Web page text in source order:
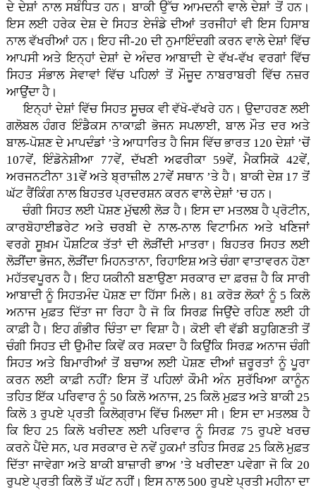
ਦੇ ਦੇਸ਼ਾਂ ਨਾਲ ਸਬੰਧਿਤ ਹਨ। ਬਾਕੀ ਉੱਚ ਆਮਦਨੀ ਵਾਲੇ ਦੇਸ਼ਾਂ ਤੋਂ ਹਨ।
ਇਸ ਲਈ ਹਰੇਕ ਦੇਸ਼ ਦੇ ਸਿਹਤ ਏਜੰਡੇ ਦੀਆਂ ਤਰਜੀਹਾਂ ਵੀ ਇਸ ਹਿਸਾਬ
ਨਾਲ ਵੱਖਰੀਆਂ ਹਨ। ਇਹ ਜੀ-20 ਦੀ ਨੁਮਾਇੰਦਗੀ ਕਰਨ ਵਾਲੇ ਦੇਸ਼ਾਂ ਵਿੱਚ
ਆਪਸੀ ਅਤੇ ਇਨ੍ਹਾਂ ਦੇਸ਼ਾਂ ਦੇ ਅੰਦਰ ਆਬਾਦੀ ਦੇ ਵੱਖ-ਵੱਖ ਵਰਗਾਂ ਵਿੱਚ
ਸਿਹਤ ਸੰਭਾਲ ਸੇਵਾਵਾਂ ਵਿੱਚ ਪਹਿਲਾਂ ਤੋਂ ਮੌਜੂਦ ਨਾਬਰਾਬਰੀ ਵਿੱਚ ਨਜ਼ਰ
ਆਉਂਦਾ ਹੈ।
ਇਨ੍ਹਾਂ ਦੇਸ਼ਾਂ ਵਿੱਚ ਸਿਹਤ ਸੂਚਕ ਵੀ ਵੱਖੋ-ਵੱਖਰੇ ਹਨ। ਉਦਾਹਰਣ ਲਈ
ਗਲੋਬਲ ਹੰਗਰ ਇੰਡੈਕਸ ਨਾਕਾਫ਼ੀ ਭੋਜਨ ਸਪਲਾਈ, ਬਾਲ ਮੌਤ ਦਰ ਅਤੇ
ਬਾਲ-ਪੋਸ਼ਣ ਦੇ ਮਾਪਦੰਡਾਂ ’ਤੇ ਆਧਾਰਿਤ ਹੈ ਜਿਸ ਵਿੱਚ ਭਾਰਤ 120 ਦੇਸ਼ਾਂ ’ਚੋਂ
107ਵੇਂ, ਇੰਡੋਨੇਸ਼ੀਆ 77ਵੇਂ, ਦੱਖਣੀ ਅਫਰੀਕਾ 59ਵੇਂ, ਮੈਕਸਿਕੋ 42ਵੇਂ,
ਅਰਜਨਟੀਨਾ 31ਵੇਂ ਅਤੇ ਬ੍ਰਾਜ਼ੀਲ 27ਵੇਂ ਸਥਾਨ ’ਤੇ ਹੈ। ਬਾਕੀ ਦੇਸ਼ 17 ਤੋਂ
ਘੱਟ ਰੈਂਕਿੰਗ ਨਾਲ ਬਿਹਤਰ ਪ੍ਰਦਰਸ਼ਨ ਕਰਨ ਵਾਲੇ ਦੇਸ਼ਾਂ ’ਚ ਹਨ।
ਚੰਗੀ ਸਿਹਤ ਲਈ ਪੋਸ਼ਣ ਮੁੱਢਲੀ ਲੋੜ ਹੈ। ਇਸ ਦਾ ਮਤਲਬ ਹੈ ਪ੍ਰੋਟੀਨ,
ਕਾਰਬੋਹਾਈਡਰੇਟ ਅਤੇ ਚਰਬੀ ਦੇ ਨਾਲ-ਨਾਲ ਵਿਟਾਮਿਨ ਅਤੇ ਖਣਿਜਾਂ
ਵਰਗੇ ਸੂਖ਼ਮ ਪੌਸ਼ਟਿਕ ਤੱਤਾਂ ਦੀ ਲੋੜੀਂਦੀ ਮਾਤਰਾ। ਬਿਹਤਰ ਸਿਹਤ ਲਈ
ਲੋੜੀਂਦਾ ਭੋਜਨ, ਲੋੜੀਂਦਾ ਮਿਹਨਤਾਨਾ, ਰਿਹਾਇਸ਼ ਅਤੇ ਚੰਗਾ ਵਾਤਾਵਰਨ ਹੋਣਾ
ਮਹੱਤਵਪੂਰਨ ਹੈ। ਇਹ ਯਕੀਨੀ ਬਣਾਉਣਾ ਸਰਕਾਰ ਦਾ ਫ਼ਰਜ਼ ਹੈ ਕਿ ਸਾਰੀ
ਆਬਾਦੀ ਨੂੰ ਸਿਹਤਮੰਦ ਪੋਸ਼ਣ ਦਾ ਹਿੱਸਾ ਮਿਲੇ। 81 ਕਰੋੜ ਲੋਕਾਂ ਨੂੰ 5 ਕਿਲੋ
ਅਨਾਜ ਮੁਫ਼ਤ ਦਿੱਤਾ ਜਾ ਰਿਹਾ ਹੈ ਜੋ ਕਿ ਸਿਰਫ਼ ਜਿਉਂਦੇ ਰਹਿਣ ਲਈ ਹੀ
ਕਾਫ਼ੀ ਹੈ। ਇਹ ਗੰਭੀਰ ਚਿੰਤਾ ਦਾ ਵਿਸ਼ਾ ਹੈ। ਕੋਈ ਵੀ ਵੱਡੀ ਬਹੁਗਿਣਤੀ ਤੋਂ
ਚੰਗੀ ਸਿਹਤ ਦੀ ਉਮੀਦ ਕਿਵੇਂ ਕਰ ਸਕਦਾ ਹੈ ਕਿਉਂਕਿ ਸਿਰਫ਼ ਅਨਾਜ ਚੰਗੀ
ਸਿਹਤ ਅਤੇ ਬਿਮਾਰੀਆਂ ਤੋਂ ਬਚਾਅ ਲਈ ਪੋਸ਼ਣ ਦੀਆਂ ਜ਼ਰੂਰਤਾਂ ਨੂੰ ਪੂਰਾ
ਕਰਨ ਲਈ ਕਾਫ਼ੀ ਨਹੀਂ? ਇਸ ਤੋਂ ਪਹਿਲਾਂ ਕੌਮੀ ਅੰਨ ਸੁਰੱਖਿਆ ਕਾਨੂੰਨ
ਤਹਿਤ ਇੱਕ ਪਰਿਵਾਰ ਨੂੰ 50 ਕਿਲੋ ਅਨਾਜ, 25 ਕਿਲੋ ਮੁਫ਼ਤ ਅਤੇ ਬਾਕੀ 25
ਕਿਲੋ 3 ਰੁਪਏ ਪ੍ਰਤੀ ਕਿਲੋਗ੍ਰਾਮ ਵਿੱਚ ਮਿਲਦਾ ਸੀ। ਇਸ ਦਾ ਮਤਲਬ ਹੈ
ਕਿ ਇਹ 25 ਕਿਲੋ ਖਰੀਦਣ ਲਈ ਪਰਿਵਾਰ ਨੂੰ ਸਿਰਫ਼ 75 ਰੁਪਏ ਖਰਚ
ਕਰਨੇ ਪੈਂਦੇ ਸਨ, ਪਰ ਸਰਕਾਰ ਦੇ ਨਵੇਂ ਹੁਕਮਾਂ ਤਹਿਤ ਸਿਰਫ਼ 25 ਕਿਲੋ ਮੁਫ਼ਤ
ਦਿੱਤਾ ਜਾਵੇਗਾ ਅਤੇ ਬਾਕੀ ਬਾਜ਼ਾਰੀ ਭਾਅ ’ਤੇ ਖਰੀਦਣਾ ਪਵੇਗਾ ਜੋ ਕਿ 20
ਰੁਪਏ ਪ੍ਰਤੀ ਕਿਲੋ ਤੋਂ ਘੱਟ ਨਹੀਂ। ਇਸ ਨਾਲ 500 ਰੁਪਏ ਪ੍ਰਤੀ ਮਹੀਨਾ ਦਾ